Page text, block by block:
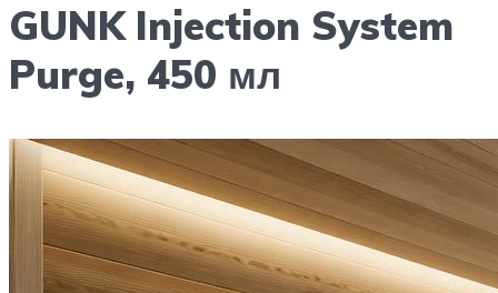
GUNK Injection System
Purge, 450 мл